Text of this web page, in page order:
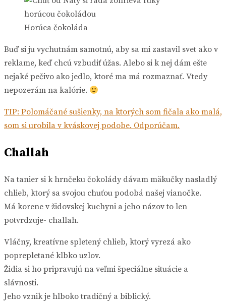
Horúca čokoláda
Buď si ju vychutnám samotnú, aby sa mi zastavil svet ako v
reklame, keď chcú vzbudiť úžas. Alebo si k nej dám ešte
nejaké pečivo ako jedlo, ktoré ma má rozmaznať. Vtedy
nepozerám na kalórie.
TIP: Polomáčané sušienky, na ktorých som fičala ako malá,
som si urobila v kváskovej podobe. Odporúčam.
Challah
Na tanier si k hrnčeku čokolády dávam mäkučky nasladlý
chlieb, ktorý sa svojou chuťou podobá našej vianočke.
Má korene v židovskej kuchyni a jeho názov to len
potvrdzuje- challah.
Vláčny, kreatívne spletený chlieb, ktorý vyrezá ako
poprepletané klbko uzlov.
Židia si ho pripravujú na veľmi špeciálne situácie a
slávnosti.
Jeho vznik je hlboko tradičný a biblický.